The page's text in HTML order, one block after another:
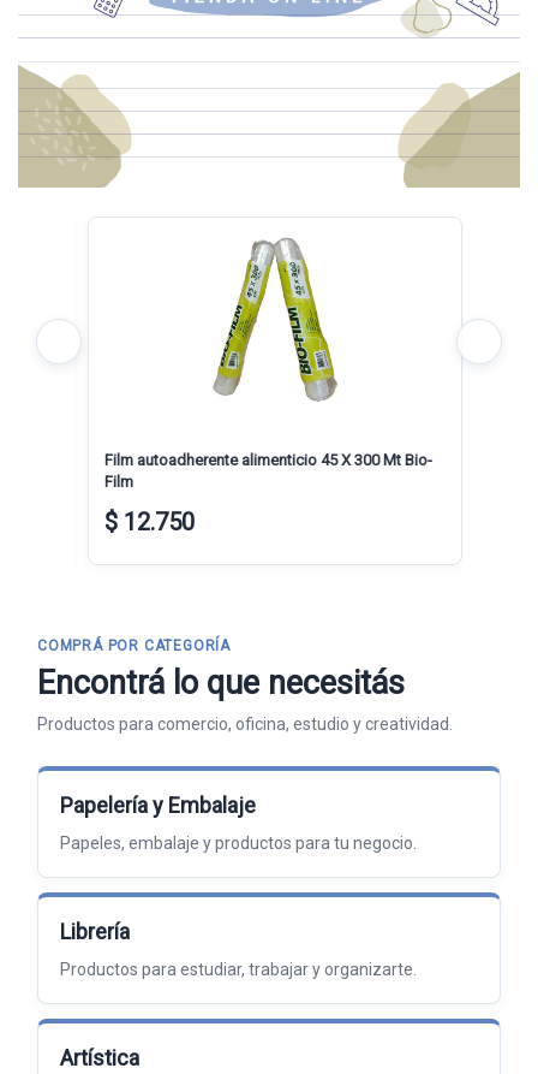
Film autoadherente alimenticio 45 X 300 Mt Bio-
Film
$ 12.750
COMPRÁ POR CATEGORÍA
Encontrá lo que necesitás
Productos para comercio, oficina, estudio y creatividad.
Papelería y Embalaje
Papeles, embalaje y productos para tu negocio.
Librería
Productos para estudiar, trabajar y organizarte.
Artística